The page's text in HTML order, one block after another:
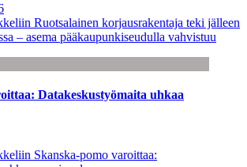
Ruotsalainen korjausrakentaja teki jälleen
– asema pääkaupunkiseudulla vahvistuu
Datakeskustyömaita uhkaa
Skanska-pomo varoittaa: